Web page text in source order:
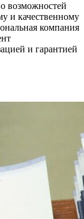
возможностей
и качественному
компания
и гарантией